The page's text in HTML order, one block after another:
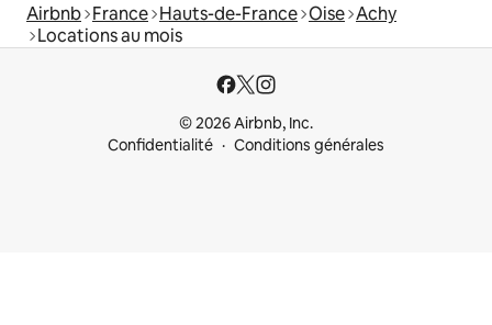
Airbnb France Hauts-de-France Oise Achy
Locations au mois
© 2026 Airbnb, Inc.
Confidentialité
Conditions générales